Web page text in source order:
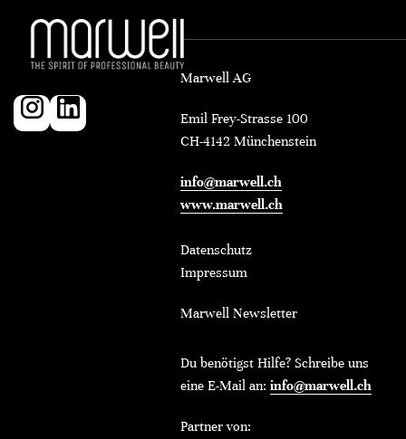
Marwell AG
Emil Frey-Strasse 100
CH-4142 Münchenstein
info@marwell.ch
www.marwell.ch
Datenschutz
Impressum
Marwell Newsletter
Du benötigst Hilfe? Schreibe uns
eine E-Mail an: info@marwell.ch
Partner von: